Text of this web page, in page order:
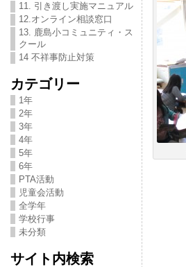
11. 引き渡し実施マニュアル
12.オンライン相談窓口
13. 鹿島小コミュニティ・ス
クール
14 不祥事防止対策
カテゴリー
1年
2年
3年
4年
5年
6年
PTA活動
児童会活動
全学年
学校行事
未分類
サイト内検索